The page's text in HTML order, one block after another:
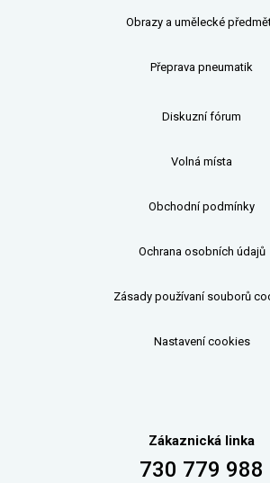
Obrazy a umělecké
Přeprava pneumatik
Diskuzní fórum
Volná místa
Obchodní podmínky
Ochrana osobních údajů
Zásady používaní souborů
Nastavení cookies
Zákaznická linka
730 779 988